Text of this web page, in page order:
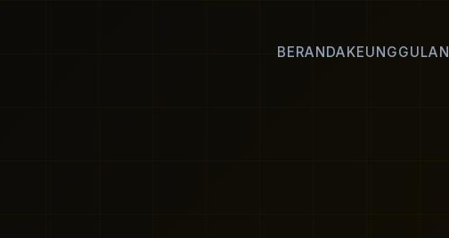
BERANDAKEUNGGULAN